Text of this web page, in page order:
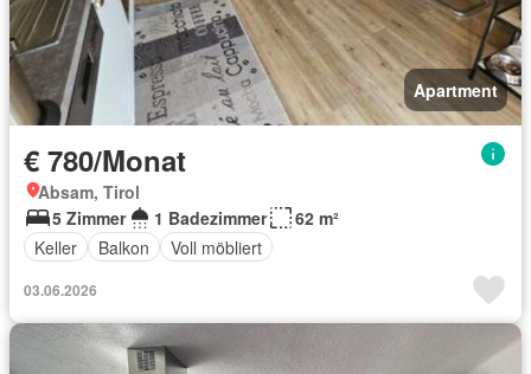
Apartment
€ 780/Monat
Absam, Tirol
5 Zimmer
1 Badezimmer
62 m²
Keller
Balkon Voll möbliert
03.06.2026